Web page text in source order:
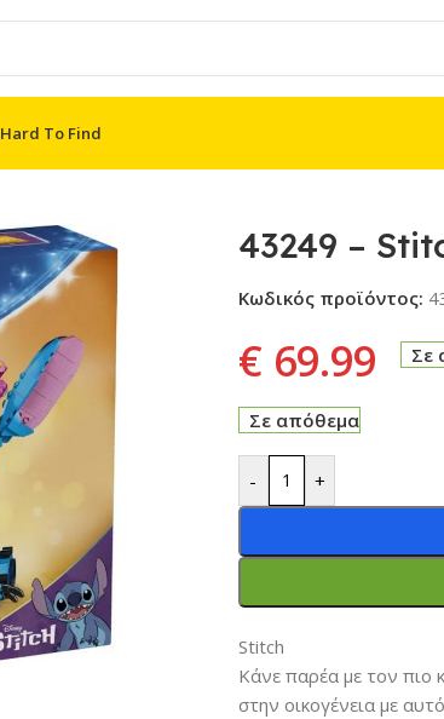
Hard To Find
43249 –
Κωδικός προϊόντος:
€69.99 Σε
Σε απόθεμα
- +
Stitch
Κάνε παρέα με τον πιο
στην οικογένεια με